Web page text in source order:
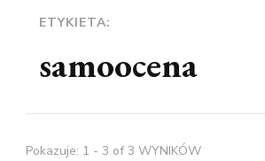
ETYKIETA:
samoocena
Pokazuje: 1 - 3 of 3 WYNIKÓW